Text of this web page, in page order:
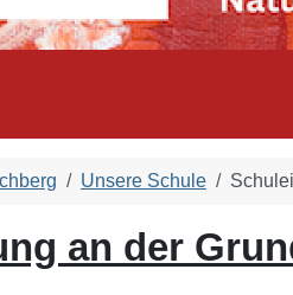
Unsere Schule
an der